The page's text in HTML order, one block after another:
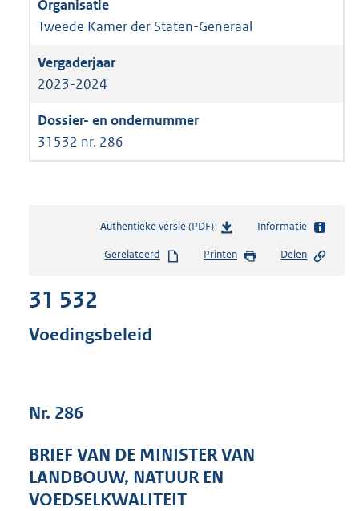
Tweede Kamer der Staten-Generaal
2023-2024
31532 nr. 286
Authentieke versie (PDF)b
s
e
:
Informatie
Gerelateerd Printen Delen
31 532
Voedingsbeleid
Nr. 286
BRIEF VAN DE MINISTER VAN
LANDBOUW, NATUUR EN
VOEDSELKWALITEIT